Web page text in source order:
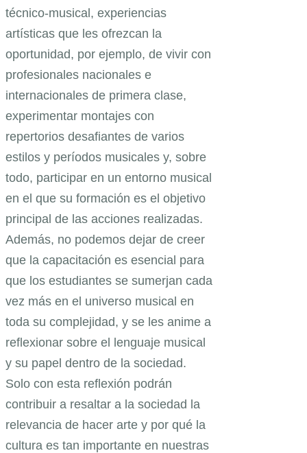
técnico-musical, experiencias
artísticas que les ofrezcan la
oportunidad, por ejemplo, de vivir con
profesionales nacionales e
internacionales de primera clase,
experimentar montajes con
repertorios desafiantes de varios
estilos y períodos musicales y, sobre
todo, participar en un entorno musical
en el que su formación es el objetivo
principal de las acciones realizadas.
Además, no podemos dejar de creer
que la capacitación es esencial para
que los estudiantes se sumerjan cada
vez más en el universo musical en
toda su complejidad, y se les anime a
reflexionar sobre el lenguaje musical
y su papel dentro de la sociedad.
Solo con esta reflexión podrán
contribuir a resaltar a la sociedad la
relevancia de hacer arte y por qué la
cultura es tan importante en nuestras